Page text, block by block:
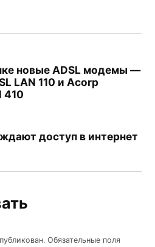
новые ADSL модемы —
LAN 110 и Acorp
410
доступ в интернет
Обязательные поля